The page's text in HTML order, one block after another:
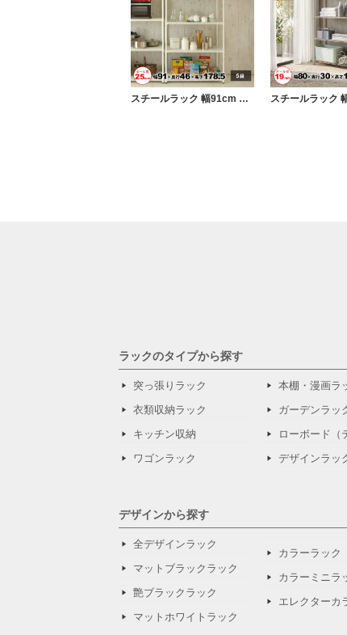
スチールラック 幅91cm メタルラック パンチング 5段 ホワイト (ポール直径25mm・棚板5枚) カラーラック ラック 収納 棚 シェルフ